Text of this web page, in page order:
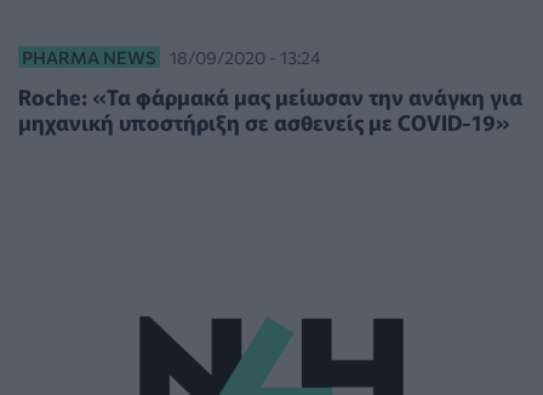
PHARMA NEWS 18/09/2020 - 13:24
Roche: «Τα φάρμακά μας μείωσαν την ανάγκη για
μηχανική υποστήριξη σε ασθενείς με COVID-19»